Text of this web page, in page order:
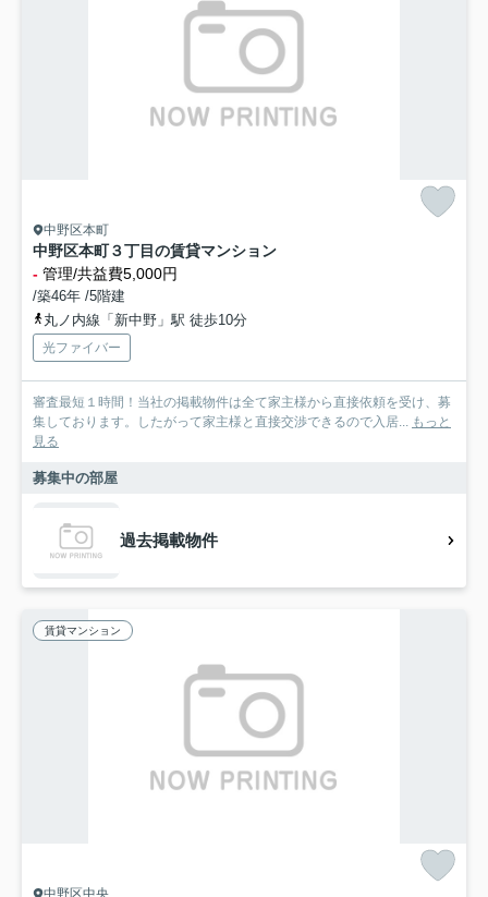
中野区本町
中野区本町３丁目の賃貸マンション
- 管理/共益費5,000円
/築46年 /5階建
丸ノ内線「新中野」駅 徒歩10分
光ファイバー
審査最短１時間！当社の掲載物件は全て家主様から直接依頼を受け、募
集しております。したがって家主様と直接交渉できるので入居... もっと
見る
募集中の部屋
過去掲載物件
賃貸マンション
中野区中央